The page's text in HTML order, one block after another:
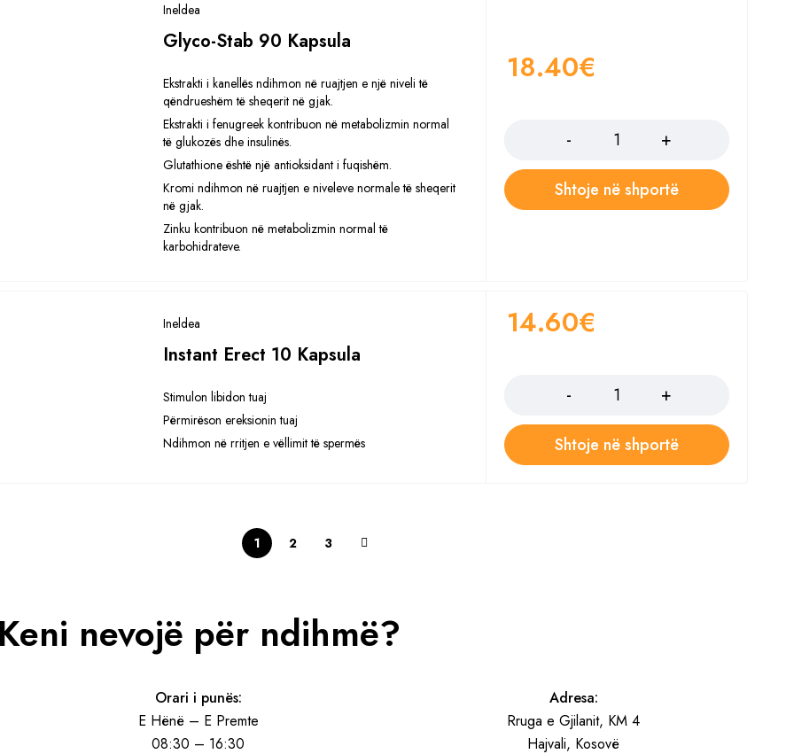
Ineldea
Glyco-Stab 90 Kapsula
Ekstrakti i kanellës ndihmon në ruajtjen e një niveli të
qëndrueshëm të sheqerit në gjak.
Ekstrakti i fenugreek kontribuon në metabolizmin normal
të glukozës dhe insulinës.
Glutathione është një antioksidant i fuqishëm.
Kromi ndihmon në ruajtjen e niveleve normale të sheqerit
në gjak.
Zinku kontribuon në metabolizmin normal të
karbohidrateve.
18.40€
Shtoje në shportë
Ineldea
Instant Erect 10 Kapsula
Stimulon libidon tuaj
Përmirëson ereksionin tuaj
Ndihmon në rritjen e vëllimit të spermës
14.60€
Shtoje në shportë
1 2 3
Keni nevojë për ndihmë?
Orari i punës:
E Hënë – E Premte
08:30 – 16:30
Adresa:
Rruga e Gjilanit, KM 4
Hajvali, Kosovë